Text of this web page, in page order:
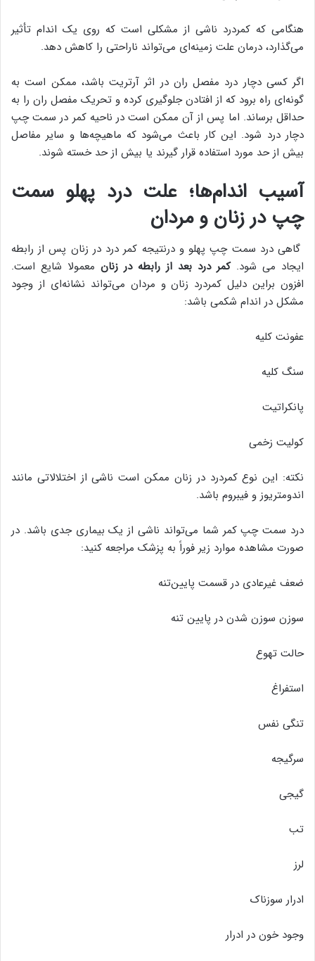
هنگامی که کمردرد ناشی از مشکلی است که روی یک اندام تأثیر
می‌گذارد، درمان علت زمینه‌ای می‌تواند ناراحتی را کاهش دهد.
اگر کسی دچار درد مفصل ران در اثر آرتریت باشد، ممکن است به
گونه‌ای راه برود که از افتادن جلوگیری کرده و تحریک مفصل ران را به
حداقل برساند. اما پس از آن ممکن است در ناحیه کمر در سمت چپ
دچار درد شود. این کار باعث می‌شود که ماهیچه‌ها و سایر مفاصل
بیش از حد مورد استفاده قرار گیرند یا بیش از حد خسته شوند.
آسیب اندام‌ها؛ علت درد پهلو سمت
چپ در زنان و مردان
گاهی درد سمت چپ پهلو و درنتیجه کمر درد در زنان پس از رابطه
ایجاد می شود.کمر درد بعد از رابطه در زنان معمولا شایع است.
افزون براین دلیل کمردرد زنان و مردان می‌تواند نشانه‌ای از وجود
مشکل در اندام شکمی باشد:
عفونت کلیه
سنگ کلیه
پانکراتیت
کولیت زخمی
نکته: این نوع کمردرد در زنان ممکن است ناشی از اختلالاتی مانند
اندومتریوز و فیبروم باشد.
درد سمت چپ کمر شما می‌تواند ناشی از یک بیماری جدی باشد. در
صورت مشاهده موارد زیر فوراً به پزشک مراجعه کنید:
ضعف غیرعادی در قسمت پایین‌تنه
سوزن سوزن شدن در پایین تنه
حالت تهوع
استفراغ
تنگی نفس
سرگیجه
گیجی
تب
لرز
ادرار سوزناک
وجود خون در ادرار